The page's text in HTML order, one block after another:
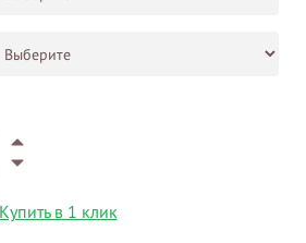
Купить в 1 клик